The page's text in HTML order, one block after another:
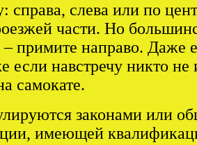
справа, слева или по
части. Но
примите направо. Даже
если навстречу никто
самокате.
законами или
имеющей